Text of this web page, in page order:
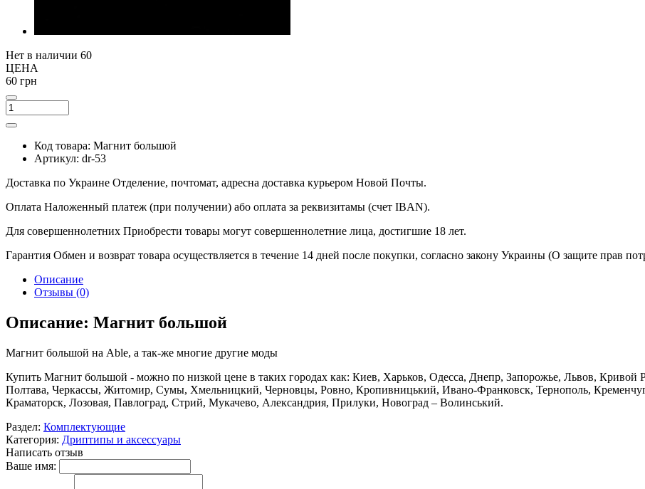
Нет в наличии 60
ЦЕНА
60 грн
Код товара: Магнит большой
Артикул: dr-53
Доставка по Украине Отделение, почтомат, адресна доставка курьером Новой Почты.
Оплата Наложенный платеж (при получении) або оплата за реквизитамы (счет IBAN).
Для совершеннолетних Приобрести товары могут совершеннолетние лица, достигшие 18 лет.
Гарантия Обмен и возврат товара осуществляется в течение 14 дней после покупки, согласно закону Украины (О защите прав
Описание
Отзывы (0)
Описание: Магнит большой
Магнит большой на Able, а так-же многие другие моды
Купить Магнит большой - можно по низкой цене в таких городах как: Киев, Харьков, Одесса, Днепр, Запорожье, Львов,
Полтава, Черкассы, Житомир, Сумы, Хмельницкий, Черновцы, Ровно, Кропивницький, Ивано-Франковск, Тернополь,
Краматорск, Лозовая, Павлоград, Стрий, Мукачево, Александрия, Прилуки, Новоград – Волинський.
Раздел: Комплектующие
Категория: Дриптипы и аксессуары
Написать отзыв
Ваше имя: